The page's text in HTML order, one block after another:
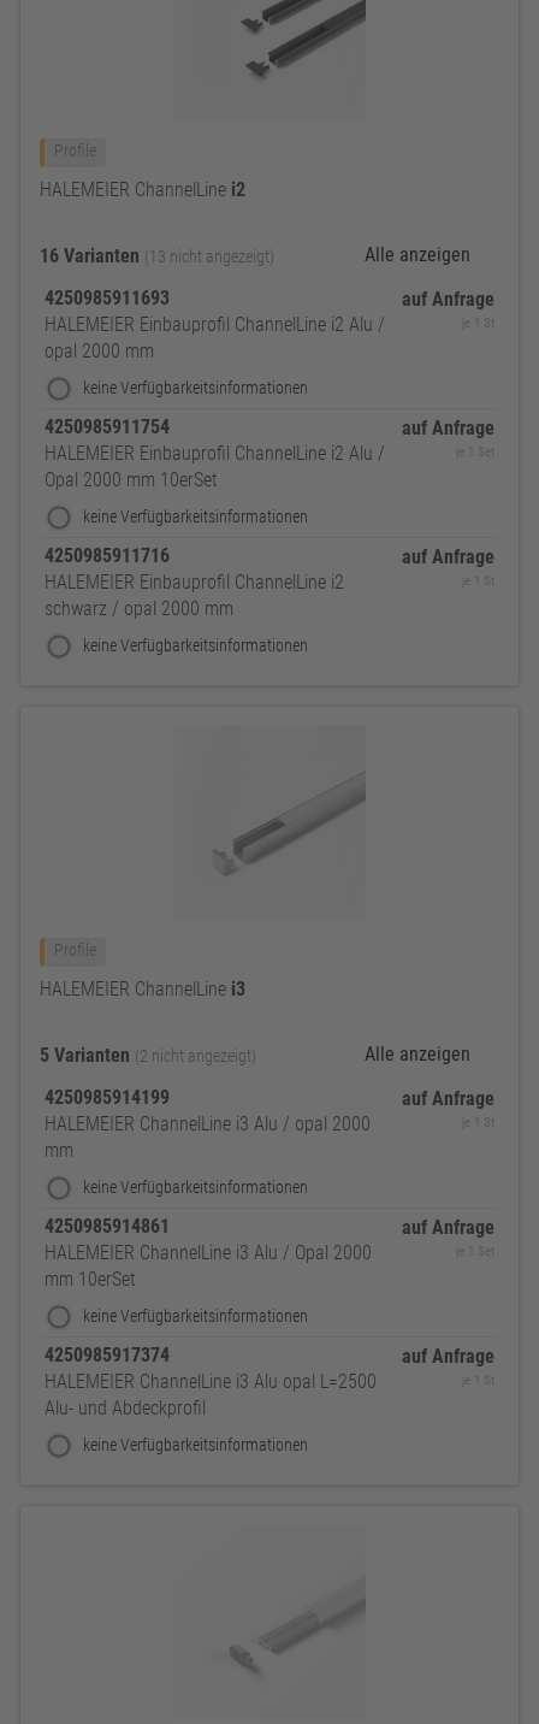
Profile
HALEMEIER ChannelLine i2
16 Varianten (13 nicht angezeigt)
Alle anzeigen
4250985911693
HALEMEIER Einbauprofil ChannelLine i2 Alu /
opal 2000 mm
keine Verfügbarkeitsinformationen
auf Anfrage
je 1 St
4250985911754
HALEMEIER Einbauprofil ChannelLine i2 Alu /
Opal 2000 mm 10erSet
keine Verfügbarkeitsinformationen
auf Anfrage
je 1 Set
4250985911716
HALEMEIER Einbauprofil ChannelLine i2
schwarz / opal 2000 mm
keine Verfügbarkeitsinformationen
auf Anfrage
je 1 St
Profile
HALEMEIER ChannelLine i3
5 Varianten (2 nicht angezeigt)
Alle anzeigen
4250985914199
HALEMEIER ChannelLine i3 Alu / opal 2000
mm
keine Verfügbarkeitsinformationen
auf Anfrage
je 1 St
4250985914861
HALEMEIER ChannelLine i3 Alu / Opal 2000
mm 10erSet
keine Verfügbarkeitsinformationen
auf Anfrage
je 1 Set
4250985917374
HALEMEIER ChannelLine i3 Alu opal L=2500
Alu- und Abdeckprofil
keine Verfügbarkeitsinformationen
auf Anfrage
je 1 St